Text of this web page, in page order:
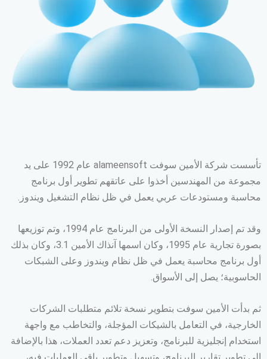
تأسست شركة الأمين سوفت alameensoft عام 1992 على يد
مجموعة من المهندسين أخذوا على عاتقهم تطوير أول برنامج
محاسبة ومستودعات عربي يعمل في ظل نظام التشغيل ويندوز.
وقد تم إصدار النسخة الأولى من البرنامج عام 1994، وتم توزيعها
بصورة تجارية عام 1995، وكان اسمها آنذاك الأمين 3.1، وكان بذلك
أول برنامج محاسبة يعمل في ظل نظام ويندوز وعلى الشبكات
الحاسوبية؛ يصل إلى الأسواق.
ثم بدأت الأمين سوفت بتطوير نسخة تلائم متطلبات الشركات
الخارجية، في التعامل بالشيكات المؤجلة، والتخاطب مع واجهة
استخدام إنجليزية للبرنامج، وتعزيز دعم تعدد العملات، هذا بالإضافة